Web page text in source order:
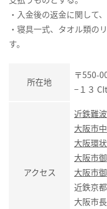
・入金後の返金に関して
・寝具一式、タオル類の
す。
所在地
〒550-
−１３
アクセス
近鉄難
大阪市
大阪環
大阪市
大阪市
近鉄京
大阪市